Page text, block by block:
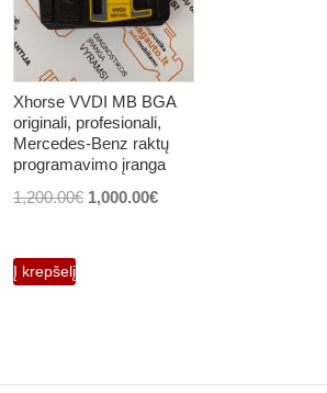
Xhorse VVDI MB BGA
originali, profesionali,
Mercedes-Benz raktų
programavimo įranga
1,200.00€ Original
1,000.00€Current
Į krepšelį